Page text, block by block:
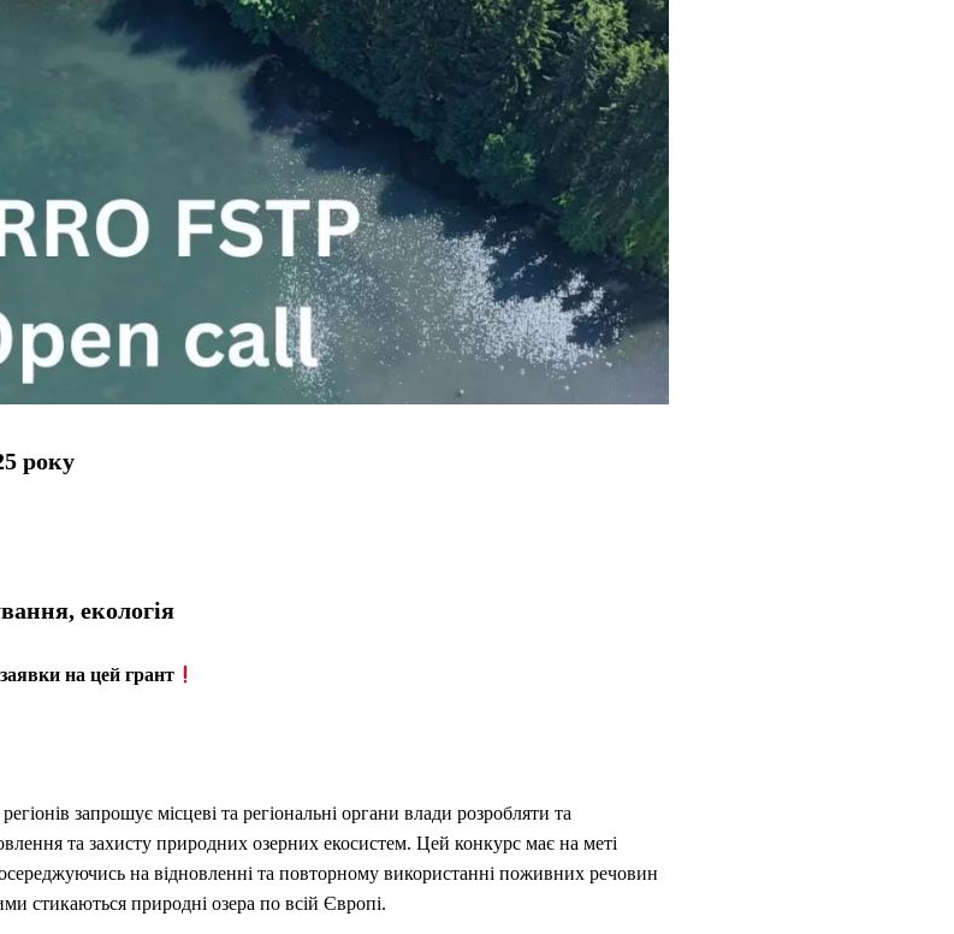
року
екологія
на цей грант
запрошує місцеві та регіональні органи влади розробляти та
та захисту природних озерних екосистем. Цей конкурс має на меті
на відновленні та повторному використанні поживних речовин
стикаються природні озера по всій Європі.